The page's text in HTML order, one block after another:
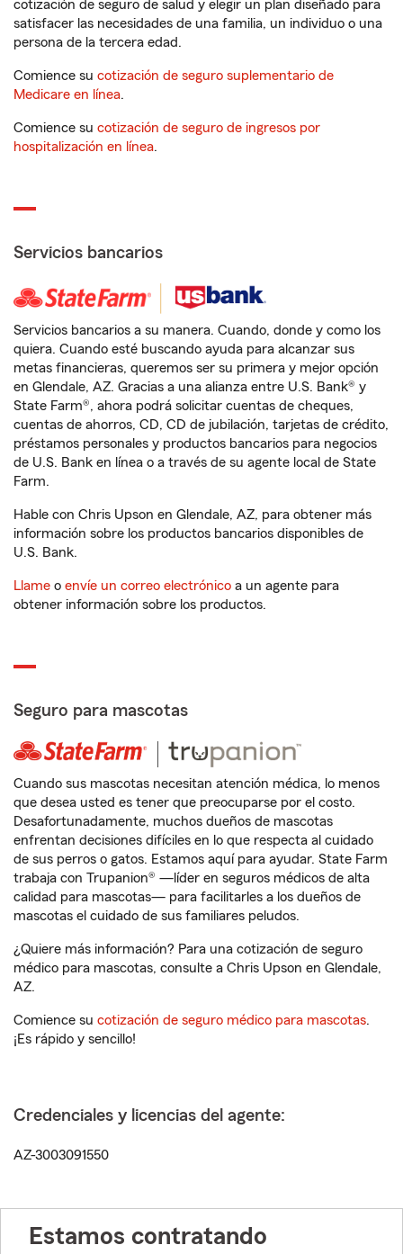
cotización de seguro de salud y elegir un plan diseñado para
satisfacer las necesidades de una familia, un individuo o una
persona de la tercera edad.
Comience su cotización de seguro suplementario de
Medicare en línea.
Comience su cotización de seguro de ingresos por
hospitalización en línea.
Servicios bancarios
Servicios bancarios a su manera. Cuando, donde y como los
quiera. Cuando esté buscando ayuda para alcanzar sus
metas financieras, queremos ser su primera y mejor opción
en Glendale, AZ. Gracias a una alianza entre U.S. Bank® y
State Farm®, ahora podrá solicitar cuentas de cheques,
cuentas de ahorros, CD, CD de jubilación, tarjetas de crédito,
préstamos personales y productos bancarios para negocios
de U.S. Bank en línea o a través de su agente local de State
Farm.
Hable con Chris Upson en Glendale, AZ, para obtener más
información sobre los productos bancarios disponibles de
U.S. Bank.
Llame o envíe un correo electrónico a un agente para
obtener información sobre los productos.
Seguro para mascotas
Cuando sus mascotas necesitan atención médica, lo menos
que desea usted es tener que preocuparse por el costo.
Desafortunadamente, muchos dueños de mascotas
enfrentan decisiones difíciles en lo que respecta al cuidado
de sus perros o gatos. Estamos aquí para ayudar. State Farm
trabaja con Trupanion® —líder en seguros médicos de alta
calidad para mascotas— para facilitarles a los dueños de
mascotas el cuidado de sus familiares peludos.
¿Quiere más información? Para una cotización de seguro
médico para mascotas, consulte a Chris Upson en Glendale,
AZ.
Comience su cotización de seguro médico para mascotas.
¡Es rápido y sencillo!
Credenciales y licencias del agente:
AZ-3003091550
Estamos contratando